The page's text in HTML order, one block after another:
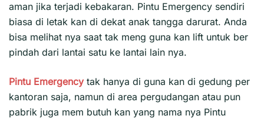
aman jika terjadi kebakaran. Pintu Emergency sendiri
biasa di letak kan di dekat anak tangga darurat. Anda
bisa melihat nya saat tak meng guna kan lift untuk ber
pindah dari lantai satu ke lantai lain nya.
Pintu Emergency tak hanya di guna kan di gedung per
kantoran saja, namun di area pergudangan atau pun
pabrik juga mem butuh kan yang nama nya Pintu